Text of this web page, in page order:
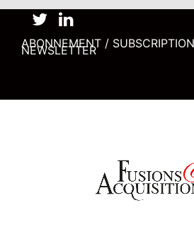
ABONNEMENT / SUBSCRIPTION
NEWSLETTER